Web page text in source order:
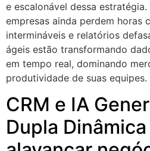
e escalonável dessa
empresas ainda perdem horas
intermináveis e relatórios
ágeis estão transformando
em tempo real, dominando
produtividade de suas
CRM e IA
Dupla